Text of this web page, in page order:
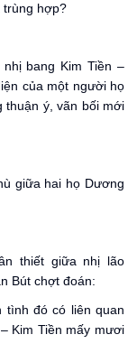
trùng hợp?
bang Kim Tiền –
của một người họ
thuận ý, vãn bối mới
giữa hai họ Dương
thiết giữa nhị lão
Bút chợt đoán:
đó có liên quan
Kim Tiền mấy mươi